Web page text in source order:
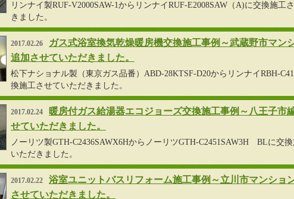
リンナイ製RUF-V2000SAW-1からリンナイRUF-E2008SAW（A)に交換施工
きました。
2017.02.26
ガス式浴室換気乾燥暖房機交換施工事例～武蔵野市マン
追加させていただきました。
松下ナショナル製（東京ガス品番）ABD-28KTSF-D20からリンナイRBH-
換施工させていただきました。
2017.02.24
暖房付ガス給湯器エコジョーズ交換施工事例～八王子市
せていただきました。
ノーリツ製GTH-C2436SAWX6HからノーリツGTH-C2451SAW3H BLに交
いただきました。
2017.02.22
浴室ユニットバスリフォーム施工事例～立川市マンショ
させていただきました。